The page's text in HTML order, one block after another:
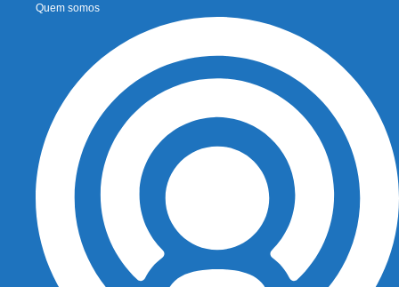
Quem somos